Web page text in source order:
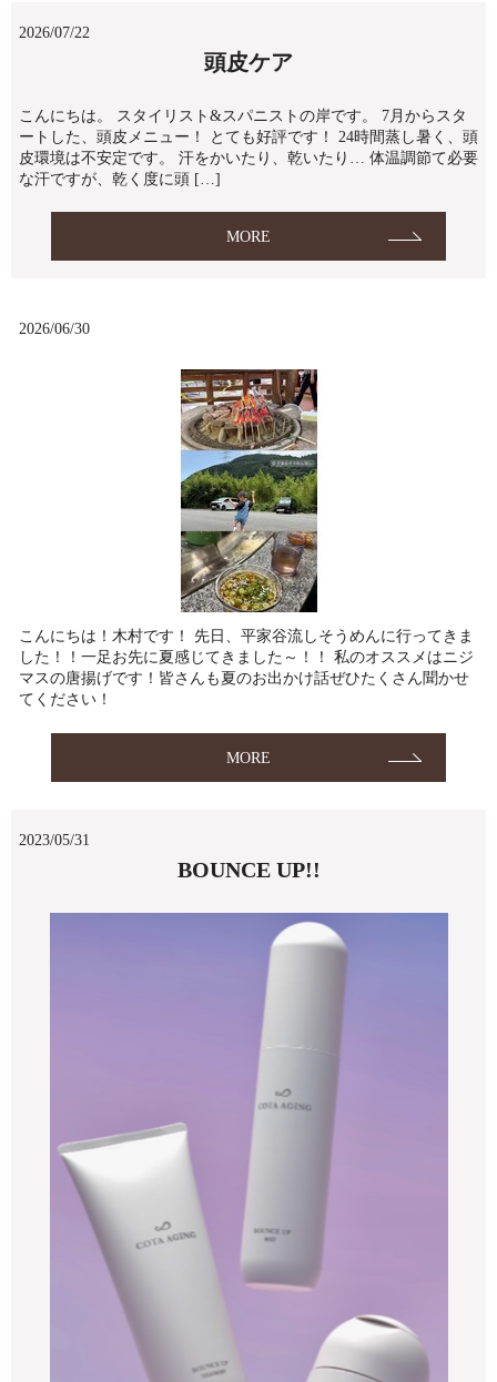
2026/07/22
頭皮ケア
こんにちは。 スタイリスト&スパニストの岸です。 7月からスタ
ートした、頭皮メニュー！ とても好評です！ 24時間蒸し暑く、頭
皮環境は不安定です。 汗をかいたり、乾いたり… 体温調節て必要
な汗ですが、乾く度に頭 […]
MORE
2026/06/30
こんにちは！木村です！ 先日、平家谷流しそうめんに行ってきま
した！！一足お先に夏感じてきました～！！ 私のオススメはニジ
マスの唐揚げです！皆さんも夏のお出かけ話ぜひたくさん聞かせ
てください！
MORE
2023/05/31
BOUNCE UP!!